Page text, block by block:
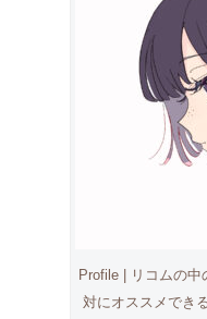
Profile | リコムの
対にオススメでき